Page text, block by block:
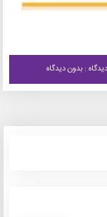
دیدگاه : بدون دیدگاه